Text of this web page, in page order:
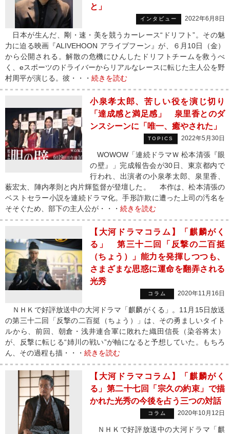
と」
インタビュー 2022年6月8日
日本が生んだ、剛・速・美を競うカーレース“ドリフト”。その魅
力に迫る映画『ALIVEHOON アライブフーン』が、６月10日（金）
から公開される。解散の危機にひんしたドリフトチームを救うべ
く、eスポーツのドライバーからリアルなレースに転じた主人公を野
村周平が演じる。彼・・・ 続きを読む
小泉孝太郎、苦しい役を演じ切り
「達成感と満足感」 泉里香とのダ
ンスシーンに「唯一、癒やされた」
TOPICS 2022年5月30日
WOWOW「連続ドラマＷ 松本清張『眼
の壁』」完成報告会が30日、東京都内で
行われ、出演者の小泉孝太郎、泉里香、
薮宏太、陣内孝則と内片輝監督が登壇した。 本作は、松本清張の
ベストセラー小説を連続ドラマ化。手形詐欺に遭った上司の汚名を
そそぐため、部下の主人公が・・・ 続きを読む
【大河ドラマコラム】「麒麟がく
る」 第三十二回「反撃の二百挺
（ちょう）」能力を発揮しつつも、
さまざまな思惑に運命を翻弄される
光秀
コラム 2020年11月16日
ＮＨＫで好評放送中の大河ドラマ「麒麟がくる」。11月15日放送
の第三十二回「反撃の二百挺（ちょう）」は、その勇ましいタイト
ルから、前回、朝倉・浅井連合軍に敗れた織田信長（染谷将太）
が、反撃に転じる“姉川の戦い”が軸になると予想していた。もちろ
ん、その過程も描・・・ 続きを読む
【大河ドラマコラム】「麒麟がく
る」第二十七回「宗久の約束」で描
かれた光秀の今後を占う三つの対話
コラム 2020年10月12日
ＮＨＫで好評放送中の大河ドラマ「麒